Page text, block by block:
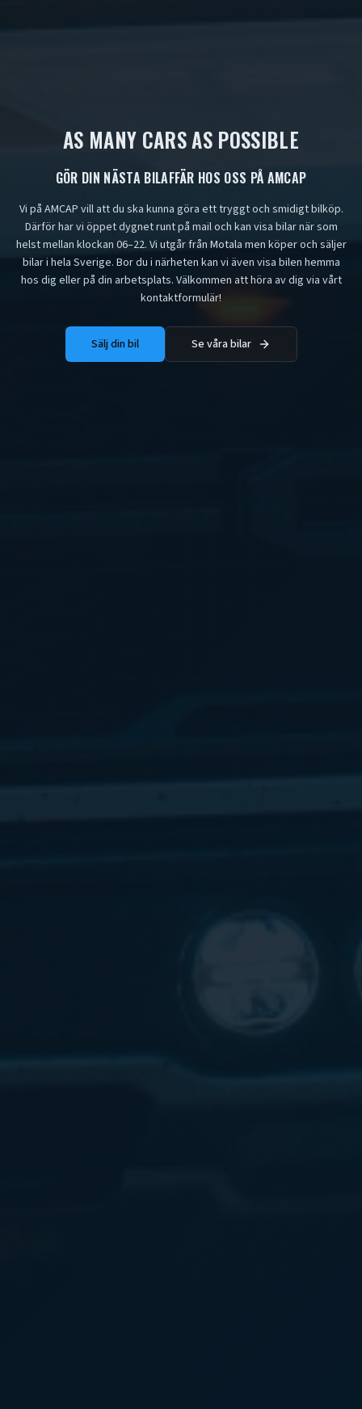
AS MANY CARS AS POSSIBLE
GÖR DIN NÄSTA BILAFFÄR HOS OSS PÅ AMCAP
Vi på AMCAP vill att du ska kunna göra ett tryggt och smidigt bilköp.
Därför har vi öppet dygnet runt på mail och kan visa bilar när som
helst mellan klockan 06–22. Vi utgår från Motala men köper och säljer
bilar i hela Sverige. Bor du i närheten kan vi även visa bilen hemma
hos dig eller på din arbetsplats. Välkommen att höra av dig via vårt
kontaktformulär!
Sälj din bil Se våra bilar